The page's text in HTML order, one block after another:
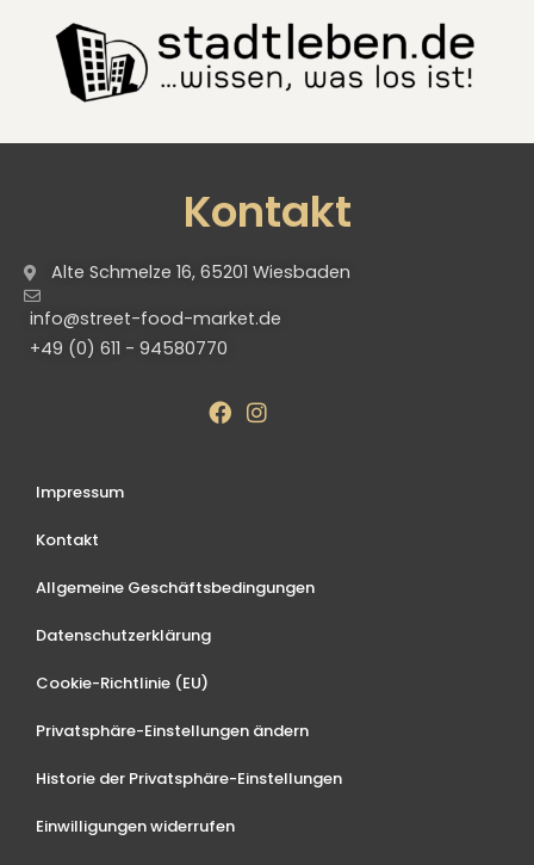
Kontakt
Alte Schmelze 16, 65201 Wiesbaden
info@street-food-market.de
+49 (0) 611 - 94580770
Impressum
Kontakt
Allgemeine Geschäftsbedingungen
Datenschutzerklärung
Cookie-Richtlinie (EU)
Privatsphäre-Einstellungen ändern
Historie der Privatsphäre-Einstellungen
Einwilligungen widerrufen